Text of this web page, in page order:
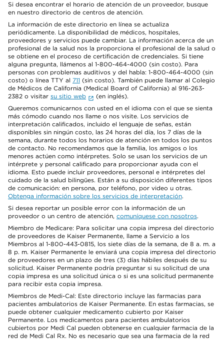
Si desea encontrar el horario de atención de un proveedor, busque
en nuestro directorio de centros de atención.
La información de este directorio en línea se actualiza
periódicamente. La disponibilidad de médicos, hospitales,
proveedores y servicios puede cambiar. La información acerca de un
profesional de la salud nos la proporciona el profesional de la salud o
se obtiene en el proceso de certificación de credenciales. Si tiene
alguna pregunta, llámenos al 1-800-464-4000 (sin costo). Para
personas con problemas auditivos y del habla: 1-800-464-4000 (sin
costo) o línea TTY al 711 (sin costo). También puede llamar al Colegio
de Médicos de California (Medical Board of California) al 916-263-
2382 o visitar su sitio web
(en inglés).
Queremos comunicarnos con usted en el idioma con el que se sienta
más cómodo cuando nos llame o nos visite. Los servicios de
interpretación calificados, incluido el lenguaje de señas, están
disponibles sin ningún costo, las 24 horas del día, los 7 días de la
semana, durante todos los horarios de atención en todos los puntos
de contacto. No recomendamos que la familia, los amigos o los
menores actúen como intérpretes. Solo se usan los servicios de un
intérprete y personal calificado para proporcionar ayuda con el
idioma. Esto puede incluir proveedores, personal e intérpretes del
cuidado de la salud bilingües. Están a su disposición diferentes tipos
de comunicación: en persona, por teléfono, por video u otras.
Obtenga información sobre los servicios de interpretación.
Si desea reportar un posible error con la información de un
proveedor o un centro de atención, comuníquese con nosotros.
Miembro de Medicare: Para solicitar una copia impresa del directorio
de proveedores de Kaiser Permanente, llame a Servicio a los
Miembros al 1-800-443-0815, los siete días de la semana, de 8 a. m. a
8 p. m. Kaiser Permanente le enviará una copia impresa del directorio
de proveedores en un plazo de tres (3) días hábiles después de su
solicitud. Kaiser Permanente podría preguntar si su solicitud de una
copia impresa es una solicitud única o si es una solicitud permanente
para recibir esta copia impresa.
Miembros de Medi-Cal: Este directorio incluye las farmacias para
pacientes ambulatorios de Kaiser Permanente. En estas farmacias, se
puede obtener cualquier medicamento cubierto por Kaiser
Permanente. Los medicamentos para pacientes ambulatorios
cubiertos por Medi Cal pueden obtenerse en cualquier farmacia de la
red de Medi Cal Rx. No es necesario que sea una farmacia de la red